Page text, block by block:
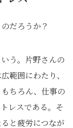
だろうか？
う。片野さんの
範囲にわたり、
ちろん、仕事の
レスである。そ
と疲労につなが